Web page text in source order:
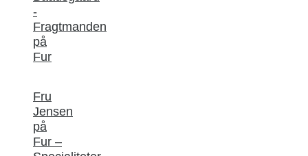
-
Fragtmanden
på
Fur
Fru
Jensen
på
Fur –